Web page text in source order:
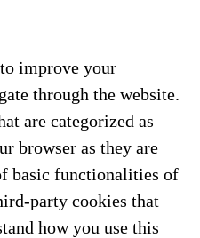
improve your
through the website.
are categorized as
browser as they are
basic functionalities of
party cookies that
how you use this